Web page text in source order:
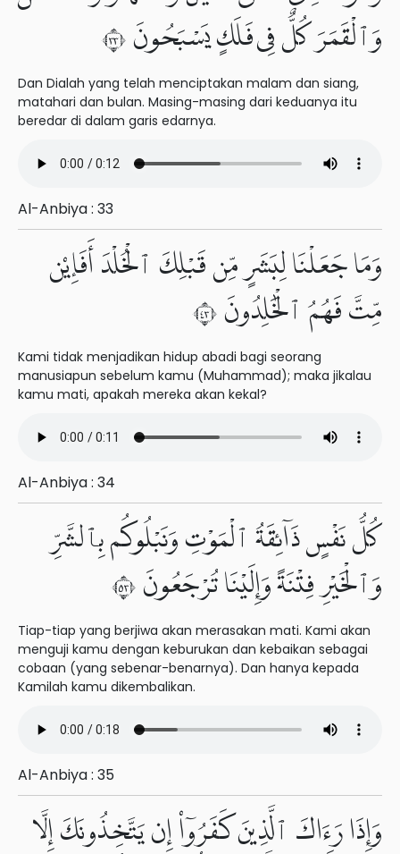
وَٱلْقَمَرَ كُلٌّ فِى فَلَكٍ يَسْبَحُونَ ٣٣
Dan Dialah yang telah menciptakan malam dan siang,
matahari dan bulan. Masing-masing dari keduanya itu
beredar di dalam garis edarnya.
Al-Anbiya : 33
وَمَا جَعَلْنَا لِبَشَرٍ مِّن قَبْلِكَ ٱلْخُلْدَ أَفَإِي۟ن
مِّتَّ فَهُمُ ٱلْخَٰلِدُونَ ٣٤
Kami tidak menjadikan hidup abadi bagi seorang
manusiapun sebelum kamu (Muhammad); maka jikalau
kamu mati, apakah mereka akan kekal?
Al-Anbiya : 34
كُلُّ نَفْسٍ ذَآئِقَةُ ٱلْمَوْتِ وَنَبْلُوكُم بِٱلشَّرِّ
وَٱلْخَيْرِ فِتْنَةً وَإِلَيْنَا تُرْجَعُونَ ٣٥
Tiap-tiap yang berjiwa akan merasakan mati. Kami akan
menguji kamu dengan keburukan dan kebaikan sebagai
cobaan (yang sebenar-benarnya). Dan hanya kepada
Kamilah kamu dikembalikan.
Al-Anbiya : 35
وَإِذَا رَءَاكَ ٱلَّذِينَ كَفَرُوٓا۟ إِن يَتَّخِذُونَكَ إِلَّا